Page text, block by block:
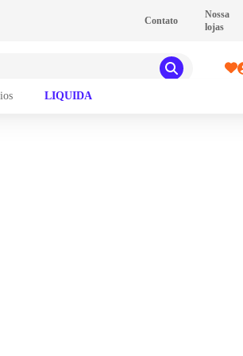
PIX - Pague com
Contato
Nossa
lojas
LIQUIDA